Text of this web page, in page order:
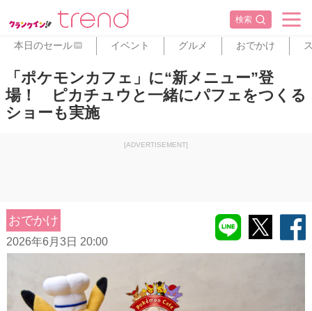
検索
本日のセール PR イベント グルメ おでかけ
「ポケモンカフェ」に“新メニュー”登
場！ ピカチュウと一緒にパフェをつくる
ショーも実施
[ADVERTISEMENT]
おでかけ
2026年6月3日 20:00